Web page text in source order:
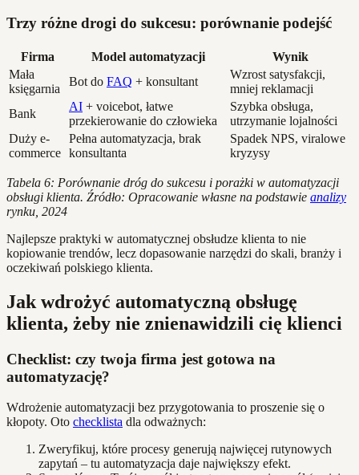
Trzy różne drogi do sukcesu: porównanie podejść
Firma Model automatyzacji
Wynik
Mała
księgarnia
Bot do FAQ + konsultant
Wzrost satysfakcji,
mniej reklamacji
Bank
AI + voicebot, łatwe
przekierowanie do człowieka
Szybka obsługa,
utrzymanie lojalności
Duży e-
commerce
Pełna automatyzacja, brak
konsultanta
Spadek NPS, viralowe
kryzysy
Tabela 6: Porównanie dróg do sukcesu i porażki w automatyzacji
obsługi klienta. Źródło: Opracowanie własne na podstawie analizy
rynku, 2024
Najlepsze praktyki w automatycznej obsłudze klienta to nie
kopiowanie trendów, lecz dopasowanie narzędzi do skali, branży i
oczekiwań polskiego klienta.
Jak wdrożyć automatyczną obsługę
klienta, żeby nie znienawidzili cię klienci
Checklist: czy twoja firma jest gotowa na
automatyzację?
Wdrożenie automatyzacji bez przygotowania to proszenie się o
kłopoty. Oto checklista dla odważnych:
Zweryfikuj, które procesy generują najwięcej rutynowych
zapytań – tu automatyzacja daje największy efekt.